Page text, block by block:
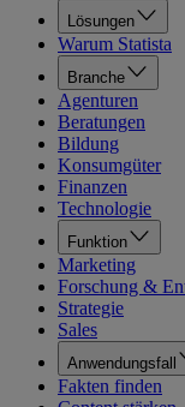
Lösungen
Warum Statista
Branche
Agenturen
Beratungen
Bildung
Konsumgüter
Finanzen
Technologie
Funktion
Marketing
Forschung &
Strategie
Sales
Anwendungsfall
Fakten finden